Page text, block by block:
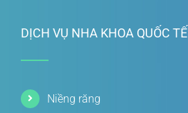
DỊCH VỤ NHA KHOA QUỐC TẾ
Niềng răng